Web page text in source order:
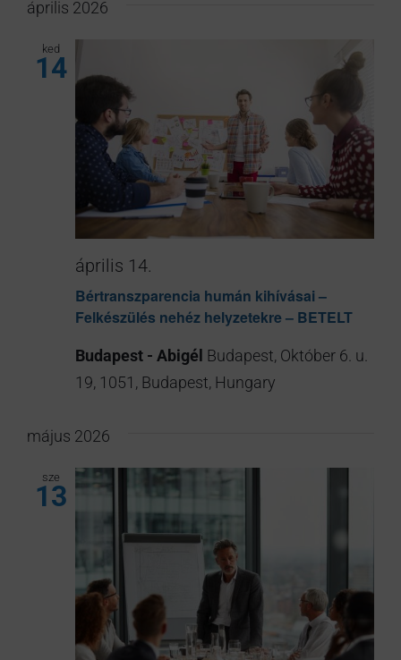
kiválasztása.
április 2026
ked
14
április 14.
Bértranszparencia humán kihívásai –
Felkészülés nehéz helyzetekre – BETELT
Budapest - Abigél Budapest, Október 6. u.
19, 1051, Budapest, Hungary
május 2026
sze
13